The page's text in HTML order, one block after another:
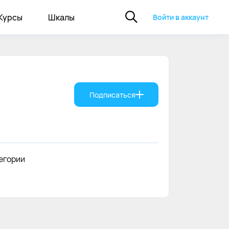
Шкалы Войти в аккаунт
Подписаться